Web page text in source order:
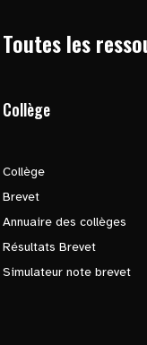
Toutes les
Collège
Collège
Brevet
Annuaire des collèges
Résultats Brevet
Simulateur note brevet